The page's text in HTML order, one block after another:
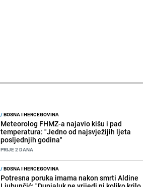
/BOSNA I HERCEGOVINA
Meteorolog FHMZ-a najavio kišu i pad
temperatura: "Jedno od najsvježijih ljeta
posljednjih godina"
PRIJE 2 DANA
/BOSNA I HERCEGOVINA
Potresna poruka imama nakon smrti Aldine